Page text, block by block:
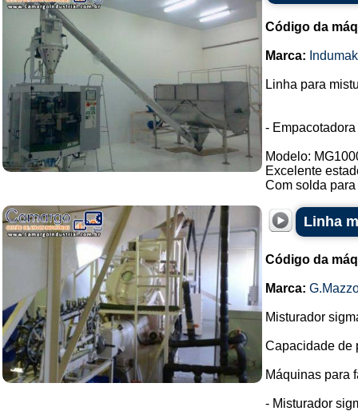
Código da
Marca: Indumak
Linha para
-
Modelo:
Excelente
Com solda
Linha
Código da
Marca:
Misturador
Capacidade de
Máquinas para
- Misturador